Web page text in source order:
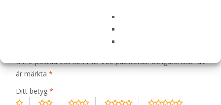
Bli först med att recensera ”Dog Daily Care
Din e-postadress kommer inte publiceras. Obligatoriska fält
är märkta *
Ditt betyg *